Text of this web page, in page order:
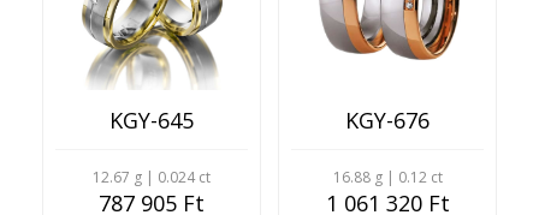
KGY-645
12.67 g | 0.024 ct
787 905 Ft
KGY-676
16.88 g | 0.12 ct
1 061 320 Ft